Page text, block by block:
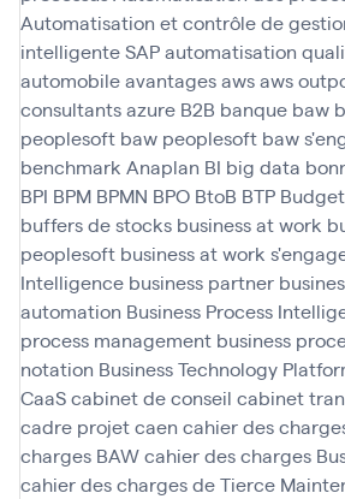
Automatisation et contrôle de
intelligente SAPautomatisation
automobileavantagesawsaws
consultantsazure B2B banque baw
peoplesoft baw peoplesoft baw
benchmark Anaplan BI big data
BPI BPM BPMN BPO BtoB BTP Budget
buffers de stocks business at work
peoplesoft business at work
Intelligence business partner
automation Business Process
process management business
notation Business Technology
CaaScabinet de conseil cabinet
cadre projetcaen cahier des
charges BAWcahier des charges
cahier des charges de Tierce